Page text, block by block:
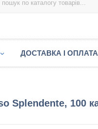
ДОСТАВКА І ОПЛАТА
Splendente, 100